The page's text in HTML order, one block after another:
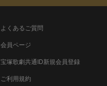
よくあるご質問
会員ページ
宝塚歌劇共通ID新規会員登録
ご利用規約